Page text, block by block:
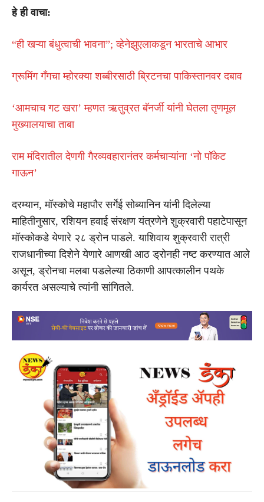
हे ही वाचा:
“ही खऱ्या बंधुत्वाची भावना”; व्हेनेझुएलाकडून भारताचे आभार
ग्रूमिंग गँगचा म्होरक्या शब्बीरसाठी ब्रिटनचा पाकिस्तानवर दबाव
‘आमचाच गट खरा’ म्हणत ऋतुव्रत बॅनर्जी यांनी घेतला तृणमूल
मुख्यालयाचा ताबा
राम मंदिरातील देणगी गैरव्यवहारानंतर कर्मचाऱ्यांना ‘नो पॉकेट
गाऊन’
दरम्यान, मॉस्कोचे महापौर सर्गेई सोब्यानिन यांनी दिलेल्या
माहितीनुसार, रशियन हवाई संरक्षण यंत्रणेने शुक्रवारी पहाटेपासून
मॉस्कोकडे येणारे २८ ड्रोन पाडले. याशिवाय शुक्रवारी रात्री
राजधानीच्या दिशेने येणारे आणखी आठ ड्रोनही नष्ट करण्यात आले
असून, ड्रोनचा मलबा पडलेल्या ठिकाणी आपत्कालीन पथके
कार्यरत असल्याचे त्यांनी सांगितले.